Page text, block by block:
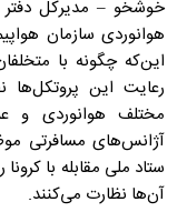
خوشخو – مدیرکل
هوانوردی سازمان
این‌که چگونه با
رعایت این
مختلف هوانوردی و
آژانس‌های مسافرتی
ستاد ملی مقابله با
آن‌ها نظارت می‌کنند.